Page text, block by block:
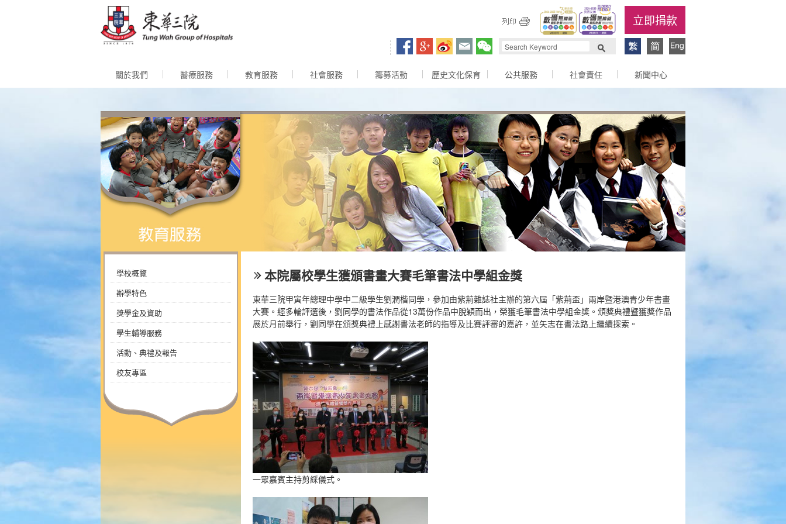
立即捐款
關於我們 醫療服務 教育服務 社會服務 籌募活動 歷史文化保育 公共服務 社會責任 新聞中心
學校概覽
辦學特色
獎學金及資助
學生輔導服務
活動、典禮及報告
校友專區
本院屬校學生獲頒書畫大賽毛筆書法中學組金獎
東華三院甲寅年總理中學中二級學生劉潤楷同學，參加由紫荊雜誌社主辦的第六屆「紫荊盃」兩岸暨港澳青少年書畫
大賽。經多輪評選後，劉同學的書法作品從13萬份作品中脫穎而出，榮獲毛筆書法中學組金獎。頒獎典禮暨獲獎作品
展於月前舉行，劉同學在頒獎典禮上感謝書法老師的指導及比賽評審的嘉許，並矢志在書法路上繼續探索。
一眾嘉賓主持剪綵儀式。